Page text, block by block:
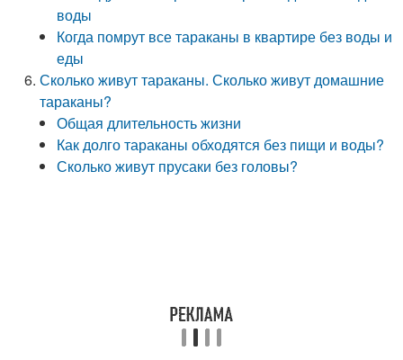
воды
Когда помрут все тараканы в квартире без воды и
еды
Сколько живут тараканы. Сколько живут домашние
тараканы?
Общая длительность жизни
Как долго тараканы обходятся без пищи и воды?
Сколько живут прусаки без головы?